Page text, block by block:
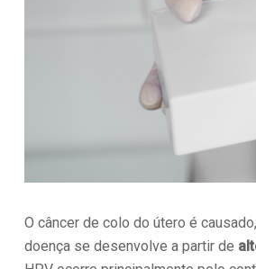
O câncer de colo do útero é
doença se desenvolve a partir de